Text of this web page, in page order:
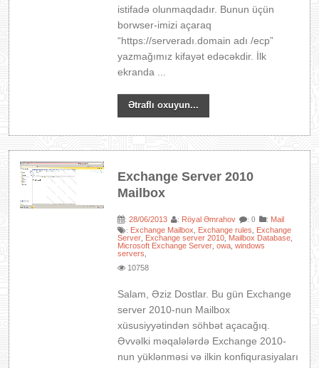
istifadə olunmaqdadır. Bunun üçün
borwser-imizi açaraq
“https://serveradı.domain adı /ecp”
yazmağımız kifayət edəcəkdir. İlk
ekranda ...
Ətraflı oxuyun...
Exchange Server 2010
Mailbox
:28/06/2013 : Röyal Əmrahov : 0 : Mail
: Exchange Mailbox Exchange rules
Exchange
Server Exchange server 2010 Mailbox Database
Microsoft Exchange Server ,owa ,windows
servers
10758
Salam, Əziz Dostlar. Bu gün Exchange
server 2010-nun Mailbox
xüsusiyyətindən söhbət açacağıq.
Əvvəlki məqalələrdə Exchange 2010-
nun yüklənməsi və ilkin konfiqurasiyaları